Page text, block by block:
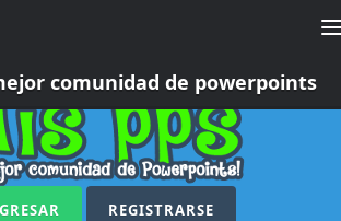
comunidad de powerpoints
REGISTRARSE